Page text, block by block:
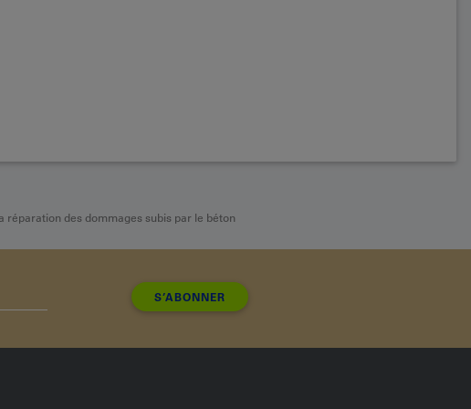
réparation des dommages subis par le béton
S’ABONNER